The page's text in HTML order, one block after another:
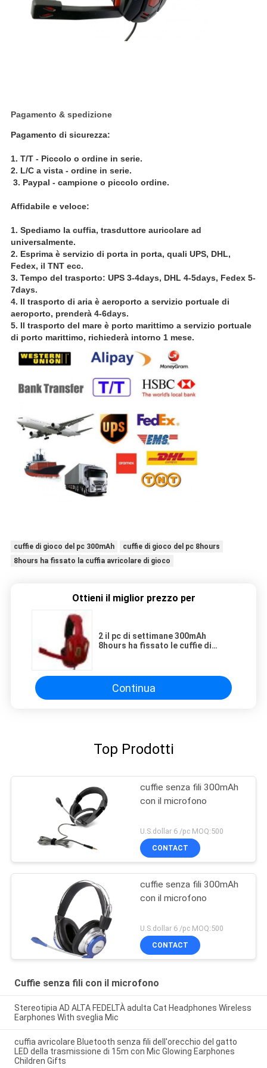
Pagamento & spedizione
Pagamento di sicurezza:
1. T/T - Piccolo o ordine in serie.
2. L/C a vista - ordine in serie.
3. Paypal - campione o piccolo ordine.
Affidabile e veloce:
1. Spediamo la cuffia, trasduttore auricolare ad
universalmente.
2. Esprima è servizio di porta in porta, quali UPS, DHL,
Fedex, il TNT ecc.
3. Tempo del trasporto: UPS 3-4days, DHL 4-5days, Fedex 5-
7days.
4. Il trasporto di aria è aeroporto a servizio portuale di
aeroporto, prenderà 4-6days.
5. Il trasporto del mare è porto marittimo a servizio portuale
di porto marittimo, richiederà intorno 1 mese.
cuffie di gioco del pc 300mAh
cuffie di gioco del pc 8hours
8hours ha fissato la cuffia avricolare di gioco
Ottieni il miglior prezzo per
2 il pc di settimane 300mAh
8hours ha fissato le cuffie di
Continua
Top Prodotti
cuffie senza fili 300mAh
con il microfono
U.S.dollar 6 /pc MOQ:500
CONTACT
cuffie senza fili 300mAh
con il microfono
U.S.dollar 6 /pc MOQ:500
CONTACT
Cuffie senza fili con il microfono
Stereotipia AD ALTA FEDELTÀ adulta Cat Headphones Wireless
Earphones With sveglia Mic
cuffia avricolare Bluetooth senza fili dell'orecchio del gatto
LED della trasmissione di 15m con Mic Glowing Earphones
Children Gifts